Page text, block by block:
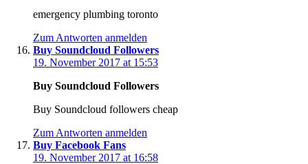
emergency plumbing toronto
Zum Antworten anmelden
Buy Soundcloud Followers
19. November 2017 at 15:53
Buy Soundcloud Followers
Buy Soundcloud followers cheap
Zum Antworten anmelden
Buy Facebook Fans
19. November 2017 at 16:58